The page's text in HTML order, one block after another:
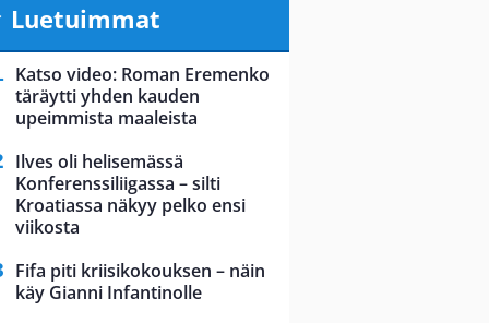
Luetuimmat
Katso video: Roman Eremenko
täräytti yhden kauden
upeimmista maaleista
Ilves oli helisemässä
Konferenssiliigassa – silti
Kroatiassa näkyy pelko ensi
viikosta
Fifa piti kriisikokouksen – näin
käy Gianni Infantinolle